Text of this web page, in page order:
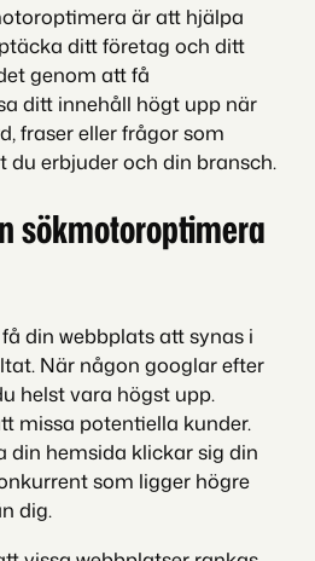
är att hjälpa
ditt företag och ditt
genom att få
ditt innehåll högt upp när
fraser eller frågor som
du erbjuder och din bransch.
sökmotoroptimera
din webbplats att synas i
När någon googlar efter
helst vara högst upp.
missa potentiella kunder.
din hemsida klickar sig din
som ligger högre
dig.